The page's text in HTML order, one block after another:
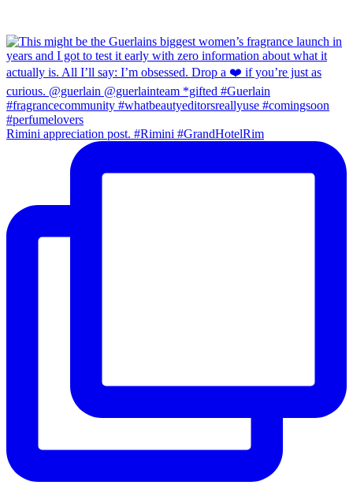
Rimini appreciation post. #Rimini #GrandHotelRim